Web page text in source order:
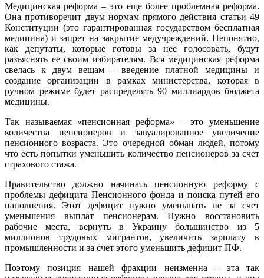
Медицинская реформа – это еще более проблемная реформа.
Она противоречит двум нормам прямого действия статьи 49
Конституции (это гарантированная государством бесплатная
медицина) и запрет на закрытие медучреждений. Непонятно,
как депутаты, которые готовы за нее голосовать, будут
разъяснять ее своим избирателям. Вся медицинская реформа
свелась к двум вещам – введение платной медицины и
создание организации в рамках министерства, которая в
ручном режиме будет распределять 90 миллиардов бюджета
медицины.
Так называемая «пенсионная реформа» – это уменьшение
количества пенсионеров и завуалированное увеличение
пенсионного возраста. Это очередной обман людей, потому
что есть попытки уменьшить количество пенсионеров за счет
страхового стажа.
Правительство должно начинать пенсионную реформу с
проблемы дефицита Пенсионного фонда и поиска путей его
наполнения. Этот дефицит нужно уменьшать не за счет
уменьшения выплат пенсионерам. Нужно восстановить
рабочие места, вернуть в Украину большинство из 5
миллионов трудовых мигрантов, увеличить зарплату в
промышленности и за счет этого уменьшить дефицит ПФ.
Поэтому позиция нашей фракции неизменна – эта так